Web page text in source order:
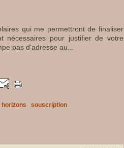
qui me permettront de finaliser
nécessaires pour justifier de votre
pas d'adresse au...
horizons
souscription